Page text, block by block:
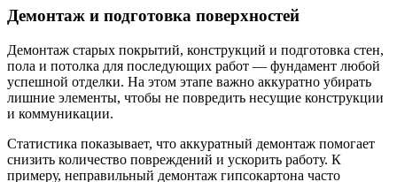
Демонтаж и подготовка поверхностей
Демонтаж старых покрытий, конструкций и подготовка стен,
пола и потолка для последующих работ — фундамент любой
успешной отделки. На этом этапе важно аккуратно убирать
лишние элементы, чтобы не повредить несущие конструкции
и коммуникации.
Статистика показывает, что аккуратный демонтаж помогает
снизить количество повреждений и ускорить работу. К
примеру, неправильный демонтаж гипсокартона часто